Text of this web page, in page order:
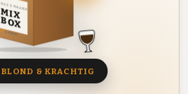
DEZE MAAND
MIX
BOX
8 BIEREN
BLOND & KRACHTIG